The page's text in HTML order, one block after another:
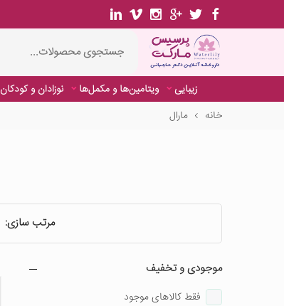
زیبایی
زیبایی ویتامین‌ها و مکمل‌ها نوزادان و کودکان
خانه
مارال
مرتب سازی:
موجودی و تخفیف
فقط کالاهای موجود